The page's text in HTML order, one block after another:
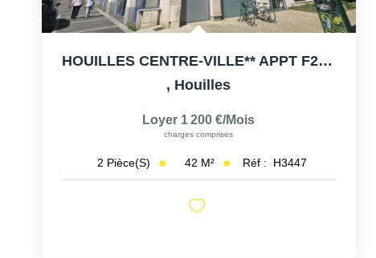
HOUILLES CENTRE-VILLE** APPT F2 Avec Balcons
, Houilles
Loyer 1 200 €/mois
charges comprises
2 Pièce(s) 42 M² Réf : H3447